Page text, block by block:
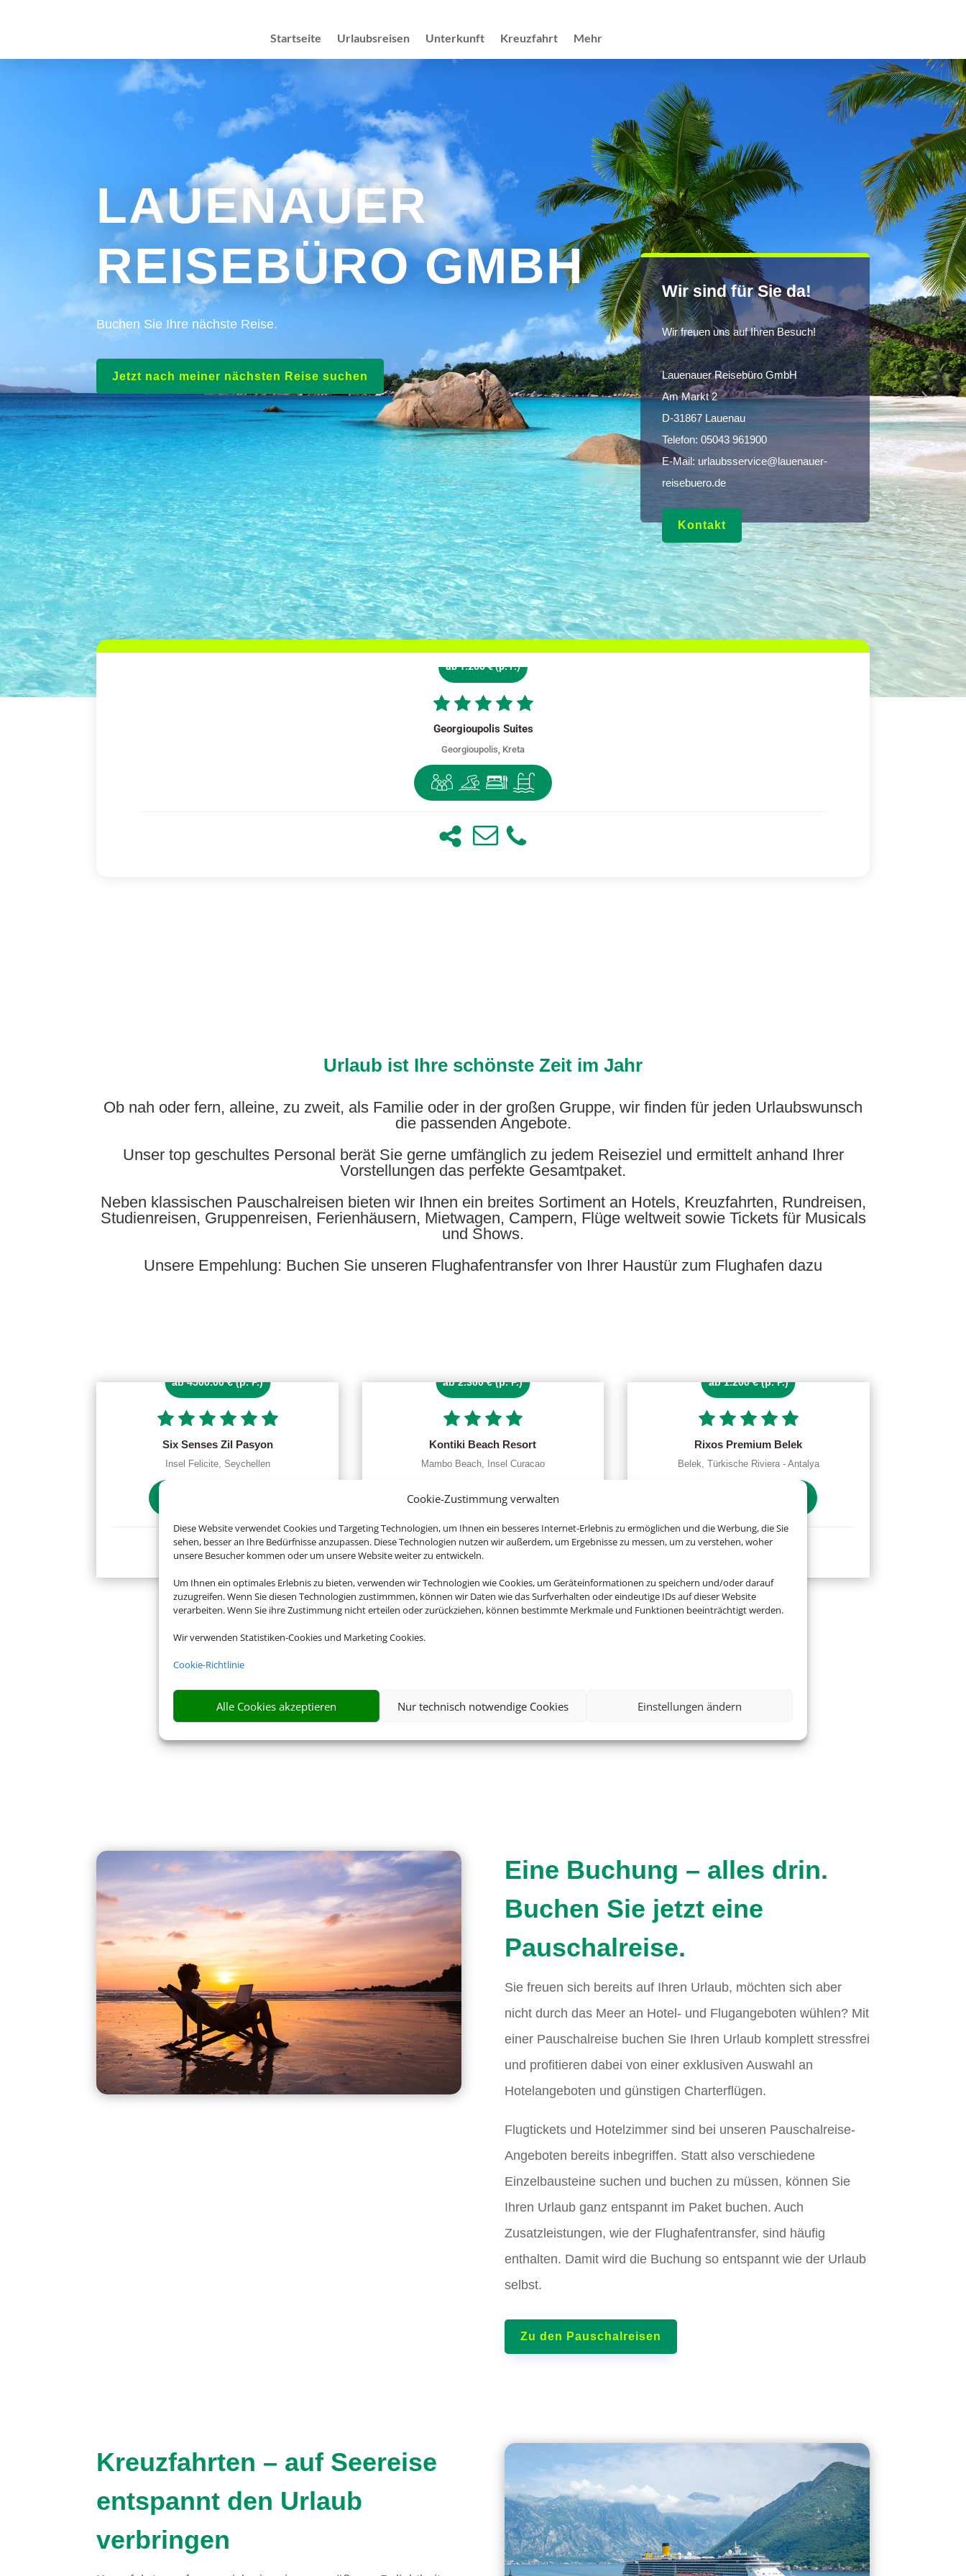
Cookie-Zustimmung verwalten
Diese Website verwendet Cookies und Targeting Technologien, um Ihnen ein besseres Internet-Erlebnis zu ermöglichen und die Werbung, die Sie
sehen, besser an Ihre Bedürfnisse anzupassen. Diese Technologien nutzen wir außerdem, um Ergebnisse zu messen, um zu verstehen, woher
unsere Besucher kommen oder um unsere Website weiter zu entwickeln.
Um Ihnen ein optimales Erlebnis zu bieten, verwenden wir Technologien wie Cookies, um Geräteinformationen zu speichern und/oder darauf
zuzugreifen. Wenn Sie diesen Technologien zustimmmen, können wir Daten wie das Surfverhalten oder eindeutige IDs auf dieser Website
verarbeiten. Wenn Sie ihre Zustimmung nicht erteilen oder zurückziehen, können bestimmte Merkmale und Funktionen beeinträchtigt werden.
Wir verwenden Statistiken-Cookies und Marketing Cookies.
Cookie-Richtlinie
Alle Cookies akzeptieren Nur technisch notwendige Cookies Einstellungen ändern
Startseite Urlaubsreisen Unterkunft Kreuzfahrt Mehr
LAUENAUER
REISEBÜRO GMBH
Buchen Sie Ihre nächste Reise.
Jetzt nach meiner nächsten Reise suchen
Wir sind für Sie da!
Wir freuen uns auf Ihren Besuch!
Lauenauer Reisebüro GmbH
Am Markt 2
D-31867 Lauenau
Telefon: 05043 961900
E-Mail: urlaubsservice@lauenauer-
reisebuero.de
Kontakt
ab 1.200 € (p. P.)
Georgioupolis Suites
Georgioupolis, Kreta
Urlaub ist Ihre schönste Zeit im Jahr
Ob nah oder fern, alleine, zu zweit, als Familie oder in der großen Gruppe, wir finden für jeden Urlaubswunsch
die passenden Angebote.
Unser top geschultes Personal berät Sie gerne umfänglich zu jedem Reiseziel und ermittelt anhand Ihrer
Vorstellungen das perfekte Gesamtpaket.
Neben klassischen Pauschalreisen bieten wir Ihnen ein breites Sortiment an Hotels, Kreuzfahrten, Rundreisen,
Studienreisen, Gruppenreisen, Ferienhäusern, Mietwagen, Campern, Flüge weltweit sowie Tickets für Musicals
und Shows.
Unsere Empehlung: Buchen Sie unseren Flughafentransfer von Ihrer Haustür zum Flughafen dazu
ab 4500.00 € (p. P.)
Six Senses Zil Pasyon
Insel Felicite, Seychellen
ab 2.300 € (p. P.)
Kontiki Beach Resort
Mambo Beach, Insel Curacao
ab 1.200 € (p. P.)
Rixos Premium Belek
Belek, Türkische Riviera - Antalya
Eine Buchung – alles drin.
Buchen Sie jetzt eine
Pauschalreise.
Sie freuen sich bereits auf Ihren Urlaub, möchten sich aber
nicht durch das Meer an Hotel- und Flugangeboten wühlen? Mit
einer Pauschalreise buchen Sie Ihren Urlaub komplett stressfrei
und profitieren dabei von einer exklusiven Auswahl an
Hotelangeboten und günstigen Charterflügen.
Flugtickets und Hotelzimmer sind bei unseren Pauschalreise-
Angeboten bereits inbegriffen. Statt also verschiedene
Einzelbausteine suchen und buchen zu müssen, können Sie
Ihren Urlaub ganz entspannt im Paket buchen. Auch
Zusatzleistungen, wie der Flughafentransfer, sind häufig
enthalten. Damit wird die Buchung so entspannt wie der Urlaub
selbst.
Zu den Pauschalreisen
Kreuzfahrten – auf Seereise
entspannt den Urlaub
verbringen